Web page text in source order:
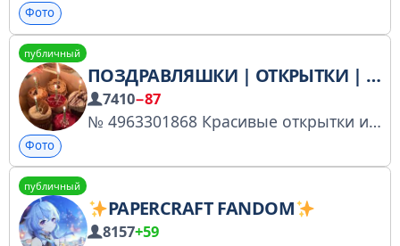
Фото
публичный
ПОЗДРАВЛЯШКИ | ОТКРЫТКИ | ПОЗДРАВЛЕНИЯ
7410−87
№ 4963301868 Красивые открытки и поздравления для вас на каждый день!
Фото
публичный
PAPERCRAFT FANDOM
8157+59